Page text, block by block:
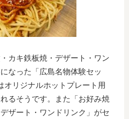
カキ鉄板焼・デザート・ワン
なった「広島名物体験セッ
オリジナルホットプレート用
るそうです。また「お好み焼
ザート・ワンドリンク」がセ